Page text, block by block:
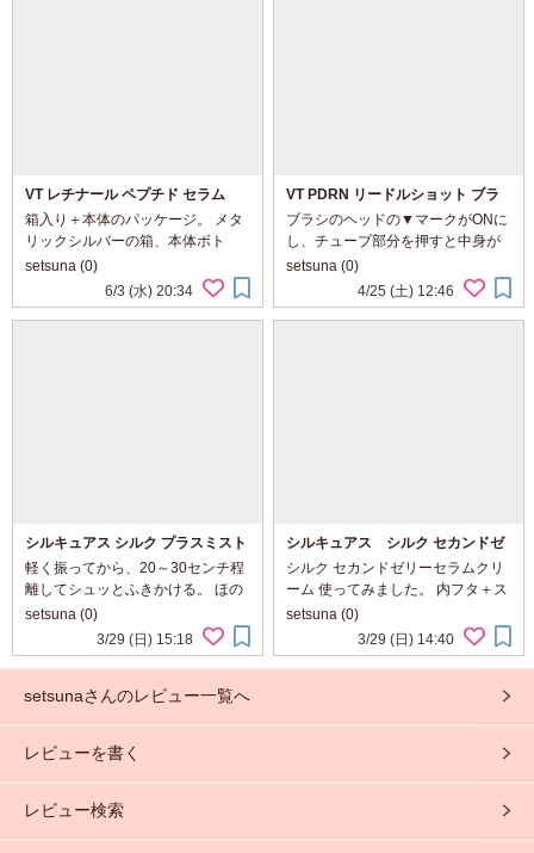
VT レチナール ペプチド セラム
箱入り＋本体のパッケージ。 メタ
リックシルバーの箱、本体ボト
ル。 イエローがスポイト部分や
ロゴに使われ、パッと目立つアク
セントになるデザイン。 中身はと
setsuna (0)
6/3 (水) 20:34
VT PDRN リードルショット ブラ
シヘアセラム
ブラシのヘッドの▼マークがONに
し、チューブ部分を押すと中身が
ブラシの中央あたりからでてく
る。 とろっとしたテクスチャー。
気になる頭皮部分につけ、髪の流
setsuna (0)
4/25 (土) 12:46
シルキュアス シルク プラスミスト
セラム
軽く振ってから、20～30センチ程
離してシュッとふきかける。 ほの
かにさわやかな香りがただよう。
きめ細かなミストがふわっとつ
く。 肌あたりやわらかく、すっと
っとり...
setsuna (0)
3/29 (日) 15:18
シルキュアス シルク セカンドゼ
リーセラムクリーム
シルク セカンドゼリーセラムクリ
ーム 使ってみました。 内フタ＋ス
パチュラ付き。 青の保湿ジェルセ
ラム、白の濃厚クリーム2種類入っ
てます。 勾玉のような形で区切
setsuna (0)
3/29 (日) 14:40
setsunaさんのレビュー一覧へ
レビューを書く
レビュー検索